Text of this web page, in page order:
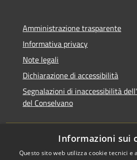
Amministrazione trasparente
Informativa privacy
Note legali
Dichiarazione di accessibilità
Segnalazioni di inaccessibilità
del Conselvano
Informazioni sui
Questo sito web utilizza cookie tecnici